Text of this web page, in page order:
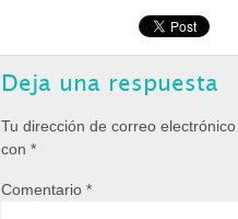
Deja una respuesta
Tu dirección de correo
con *
Comentario *